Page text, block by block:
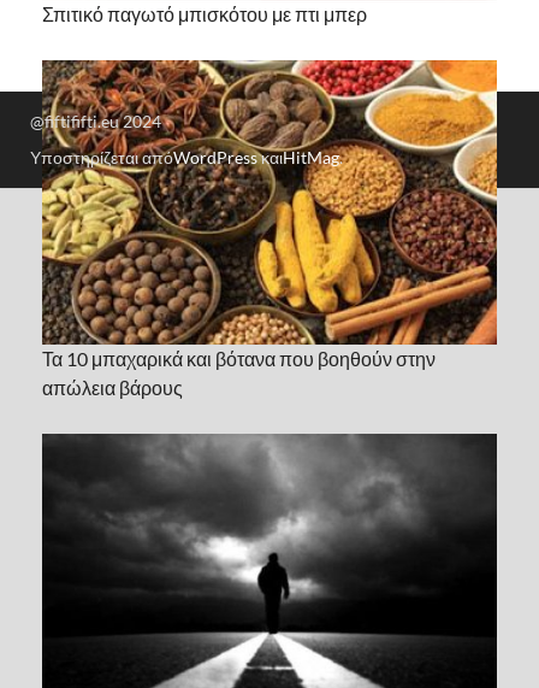
Σπιτικό παγωτό μπισκότου με πτι μπερ
Τα 10 μπαχαρικά και βότανα που βοηθούν στην
απώλεια βάρους
@fiftififti.eu 2024
Υποστηρίζεται απόWordPressκαιHitMag.